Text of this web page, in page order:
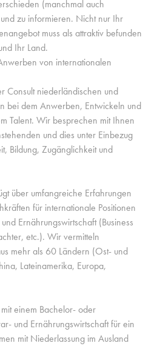
(manchmal auch
zu informieren. Nicht nur Ihr
muss als attraktiv befunden
Ihr Land.
von internationalen
Consult niederländischen und
bei dem Anwerben, Entwickeln und
Talent. Wir besprechen mit Ihnen
und dies unter Einbezug
Bildung, Zugänglichkeit und
über umfangreiche Erfahrungen
für internationale Positionen
Ernährungswirtschaft (Business
etc.). Wir vermitteln
mehr als 60 Ländern (Ost- und
Lateinamerika, Europa,
einem Bachelor- oder
und Ernährungswirtschaft für ein
mit Niederlassung im Ausland